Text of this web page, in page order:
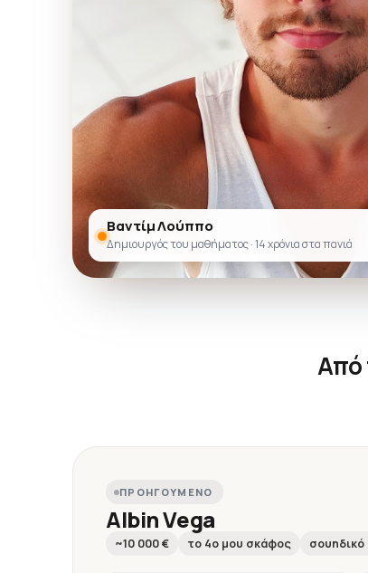
Βαντίμ Λούππο
Δημιουργός του μαθήματος · 14 χρόνια στα πανιά
Από
ΠΡΟΗΓΟΎΜΕΝΟ
Albin Vega
~10 000 € το 4ο μου σκάφος σουηδικό